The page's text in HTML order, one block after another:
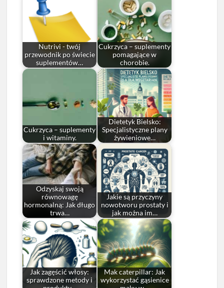
Nutrivi - twój
przewodnik po świecie
suplementów…
Cukrzyca – suplementy
pomagające w
chorobie.
Cukrzyca – suplementy
i witaminy.
Dietetyk Bielsko:
Specjalistyczne plany
żywieniowe…
Odzyskaj swoją
równowagę
hormonalną: Jak długo
trwa…
Jakie są przyczyny
nowotworu prostaty i
jak można im…
Jak zagęścić włosy:
sprawdzone metody i
Mak caterpillar: Jak
wykorzystać gąsienice